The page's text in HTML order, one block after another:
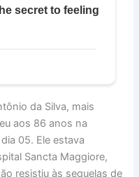
da Silva, mais
aos 86 anos na
05. Ele estava
Sancta Maggiore,
resistiu às sequelas de